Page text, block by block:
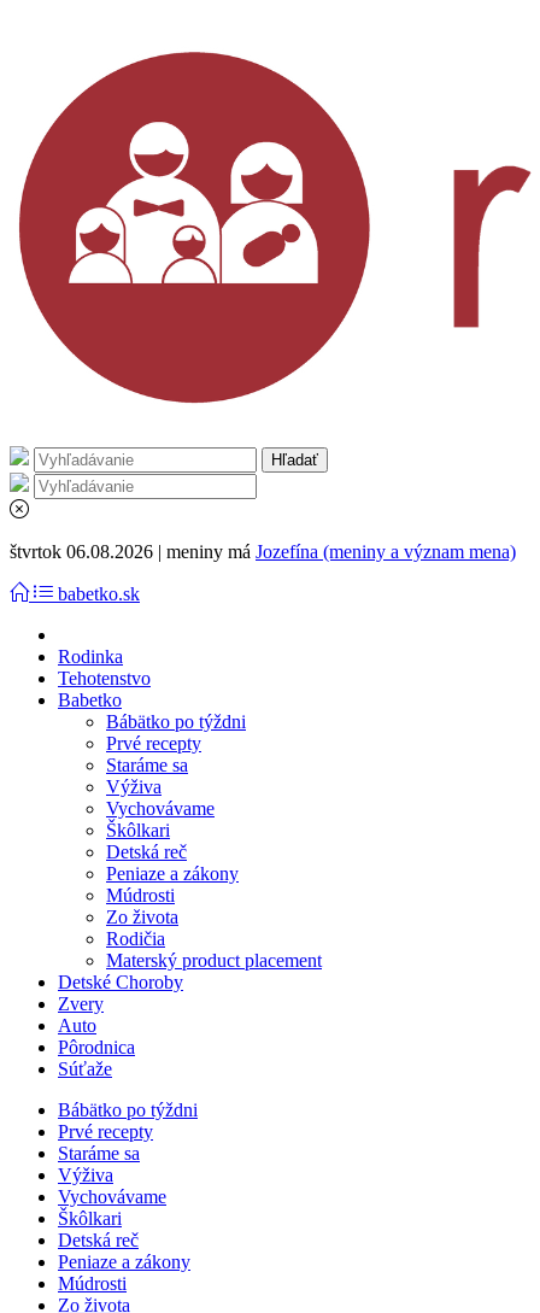
štvrtok 06.08.2026 | meniny má Jozefína (meniny a význam mena)
babetko.sk
Rodinka
Tehotenstvo
Babetko
Bábätko po týždni
Prvé recepty
Staráme sa
Výživa
Vychovávame
Škôlkari
Detská reč
Peniaze a zákony
Múdrosti
Zo života
Rodičia
Materský product placement
Detské Choroby
Zvery
Auto
Pôrodnica
Súťaže
Bábätko po týždni
Prvé recepty
Staráme sa
Výživa
Vychovávame
Škôlkari
Detská reč
Peniaze a zákony
Múdrosti
Zo života